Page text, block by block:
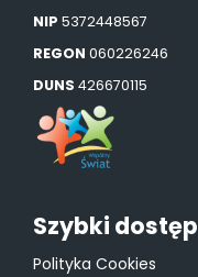
NIP 5372448567
REGON 060226246
DUNS 426670115
Szybki dostęp
Polityka Cookies